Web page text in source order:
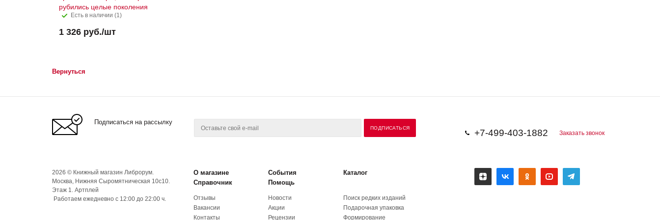
рубились целые поколения
Есть в наличии (1)
1 326 руб./шт
Вернуться
Подписаться на рассылку
+7-499-403-1882 Заказать звонок
2026 © Книжный магазин Либрорум.
Москва, Нижняя Сыромятническая 10с10.
Этаж 1. Артплей
Работаем ежедневно с 12:00 до 22:00 ч.
О магазине События
Каталог
Справочник
Помощь
Отзывы
Вакансии
Контакты
Новости
Акции
Рецензии
Поиск редких изданий
Подарочная упаковка
Формирование